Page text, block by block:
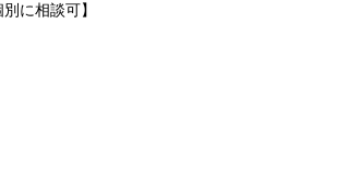
に相談可】